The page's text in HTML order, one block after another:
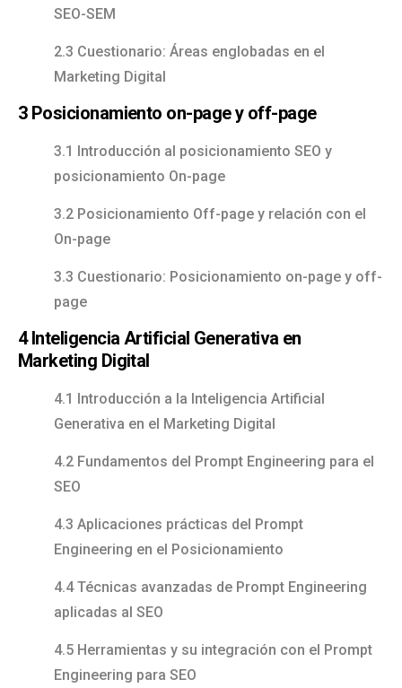
SEO-SEM
2.3 Cuestionario: Áreas englobadas en el
Marketing Digital
3 Posicionamiento on-page y off-page
3.1 Introducción al posicionamiento SEO y
posicionamiento On-page
3.2 Posicionamiento Off-page y relación con el
On-page
3.3 Cuestionario: Posicionamiento on-page y off-
page
4 Inteligencia Artificial Generativa en
Marketing Digital
4.1 Introducción a la Inteligencia Artificial
Generativa en el Marketing Digital
4.2 Fundamentos del Prompt Engineering para el
SEO
4.3 Aplicaciones prácticas del Prompt
Engineering en el Posicionamiento
4.4 Técnicas avanzadas de Prompt Engineering
aplicadas al SEO
4.5 Herramientas y su integración con el Prompt
Engineering para SEO